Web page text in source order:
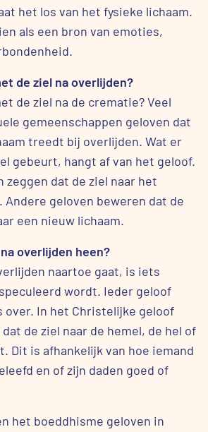
het los van het fysieke lichaam.
als een bron van emoties,
de ziel na overlijden?
de ziel na de crematie? Veel
gemeenschappen geloven dat
treedt bij overlijden. Wat er
gebeurt, hangt af van het geloof.
zeggen dat de ziel naar het
Andere geloven beweren dat de
een nieuw lichaam.
overlijden heen?
naartoe gaat, is iets
wordt. Ieder geloof
over. In het Christelijke geloof
de ziel naar de hemel, de hel of
Dit is afhankelijk van hoe iemand
en of zijn daden goed of
het boeddhisme geloven in